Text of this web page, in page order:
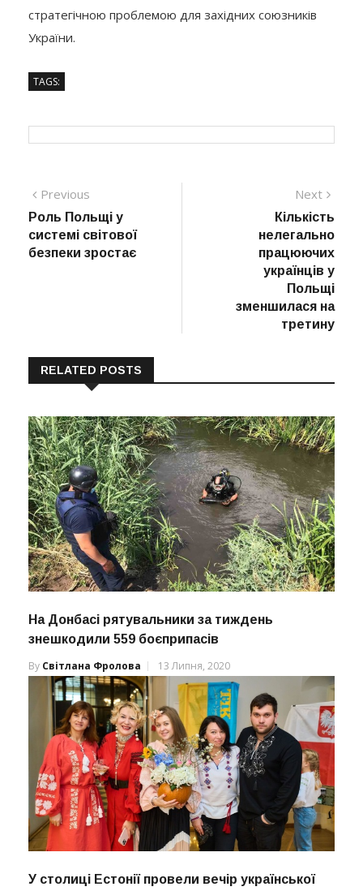
стратегічною проблемою для західних союзників
України.
TAGS:
Навігація
записів
Previous
post:
Роль Польщі у
системі світової
безпеки зростає
Next
Кількість
нелегально
працюючих
українців у
Польщі
зменшилася на
третину
RELATED POSTS
На Донбасі рятувальники за тиждень
знешкодили 559 боєприпасів
By Світлана Фролова 13 Липня, 2020
У столиці Естонії провели вечір української